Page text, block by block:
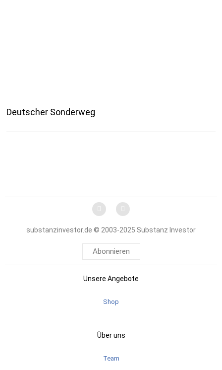
Deutscher Sonderweg
substanzinvestor.de © 2003-2025 Substanz Investor
Abonnieren
Unsere Angebote
Shop
Über uns
Team